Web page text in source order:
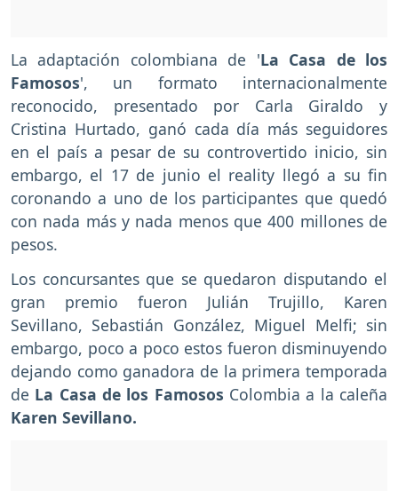
La adaptación colombiana de 'La Casa de los
Famosos', un formato internacionalmente
reconocido, presentado por Carla Giraldo y
Cristina Hurtado, ganó cada día más seguidores
en el país a pesar de su controvertido inicio, sin
embargo, el 17 de junio el reality llegó a su fin
coronando a uno de los participantes que quedó
con nada más y nada menos que 400 millones de
pesos.
Los concursantes que se quedaron disputando el
gran premio fueron Julián Trujillo, Karen
Sevillano, Sebastián González, Miguel Melfi; sin
embargo, poco a poco estos fueron disminuyendo
dejando como ganadora de la primera temporada
de La Casa de los Famosos Colombia a la caleña
Karen Sevillano.